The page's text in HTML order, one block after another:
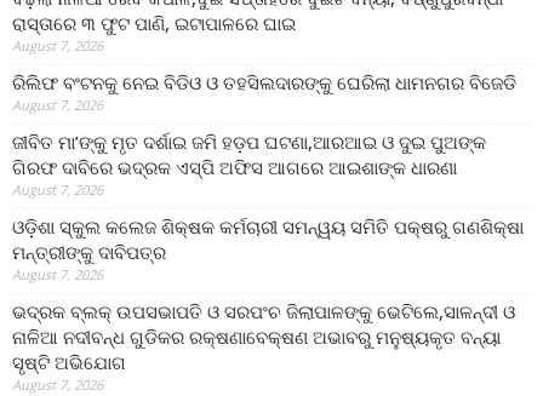
ରାସ୍ତାରେ ୩ ଫୁଟ ପାଣି, ଇଟାପାଳରେ ଘାଇ
August 7, 2026
ରିଲିଫ ବଂଟନକୁ ନେଇ ବିଡିଓ ଓ ତହସିଲଦାରଙ୍କୁ ଘେରିଲା ଧାମନଗର ବିଜେଡି
August 7, 2026
ଜୀବିତ ମା’ଙ୍କୁ ମୃତ ଦର୍ଶାଇ ଜମି ହଡ଼ପ ଘଟଣା,ଆରଆଇ ଓ ଦୁଇ ପୁଅଙ୍କ
ଗିରଫ ଦାବିରେ ଭଦ୍ରକ ଏସ୍‌ପି ଅଫିସ ଆଗରେ ଆଇଶାଙ୍କ ଧାରଣା
August 7, 2026
ଓଡ଼ିଶା ସ୍କୁଲ କଲେଜ ଶିକ୍ଷକ କର୍ମଚାରୀ ସମନ୍ୱୟ ସମିତି ପକ୍ଷରୁ ଗଣଶିକ୍ଷା
ମନ୍ତ୍ରୀଙ୍କୁ ଦାବିପତ୍ର
August 7, 2026
ଭଦ୍ରକ ବ୍ଲକ୍ ଉପସଭାପତି ଓ ସରପଂଚ ଜିଲାପାଳଙ୍କୁ ଭେଟିଲେ,ସାଳନ୍ଦୀ ଓ
ନାଳିଆ ନଦୀବନ୍ଧ ଗୁଡିକର ରକ୍ଷଣାବେକ୍ଷଣ ଅଭାବରୁ ମନୁଷ୍ୟକୃତ ବନ୍ୟା
ସୃଷ୍ଟି ଅଭିଯୋଗ
August 7, 2026